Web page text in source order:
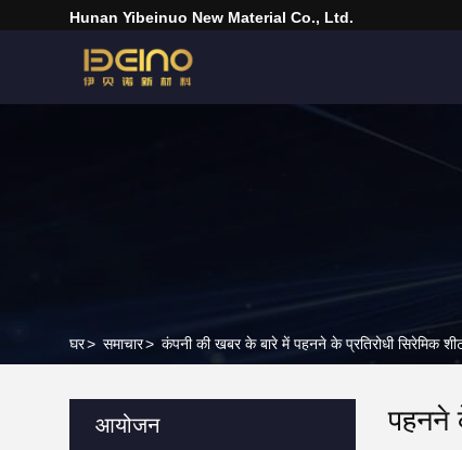
Hunan Yibeinuo New Material Co., Ltd.
घर> समाचार> कंपनी की खबर के बारे में पहनने के प्रतिरोधी सिरेमिक
आयोजन पहनने